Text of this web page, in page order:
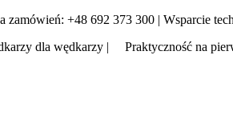
Skip
content
zamówień: +48 692 373 300 | Wsparcie
dla wędkarzy | Praktyczność na